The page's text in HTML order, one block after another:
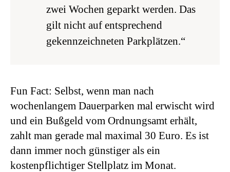
zwei Wochen geparkt werden. Das
gilt nicht auf entsprechend
gekennzeichneten Parkplätzen.“
Fun Fact: Selbst, wenn man nach
wochenlangem Dauerparken mal erwischt wird
und ein Bußgeld vom Ordnungsamt erhält,
zahlt man gerade mal maximal 30 Euro. Es ist
dann immer noch günstiger als ein
kostenpflichtiger Stellplatz im Monat.